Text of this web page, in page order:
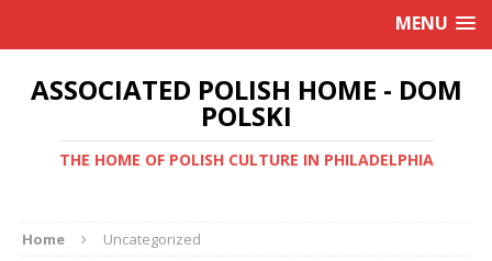
MENU
ASSOCIATED POLISH HOME - DOM
POLSKI
THE HOME OF POLISH CULTURE IN PHILADELPHIA
Home Uncategorized